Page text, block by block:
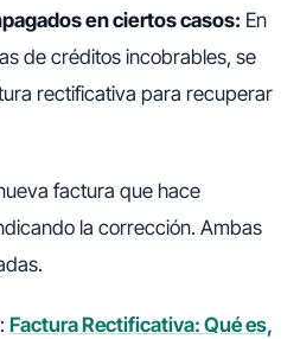
en ciertos casos: En
de créditos incobrables, se
rectificativa para recuperar
factura que hace
la corrección. Ambas
: Factura Rectificativa: Qué es,